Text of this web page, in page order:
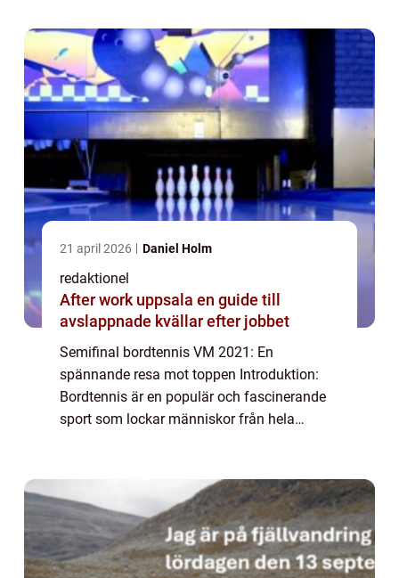
semifinalen a...
21 april 2026 Daniel Holm
redaktionel
After work uppsala en guide till
avslappnade kvällar efter jobbet
Semifinal bordtennis VM 2021: En
spännande resa mot toppen Introduktion:
Bordtennis är en populär och fascinerande
sport som lockar människor från hela